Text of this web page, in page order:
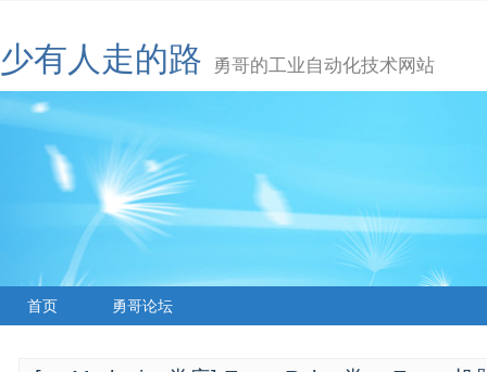
少有人走的路 勇哥的工业自动化技术网站
首页 勇哥论坛